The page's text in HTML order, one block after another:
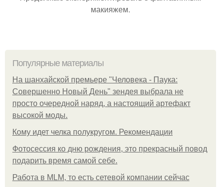
макияжем.
Популярные материалы
На шанхайской премьере "Человека - Паука:
Совершенно Новый День" зендея выбрала не
просто очередной наряд, а настоящий артефакт
высокой моды.
Кому идет челка полукругом. Рекомендации
Фотосессия ко дню рождения, это прекрасный повод
подарить время самой себе.
Работа в MLM, то есть сетевой компании сейчас